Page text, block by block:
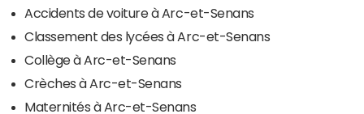
Accidents de voiture à Arc-et-Senans
Classement des lycées à Arc-et-Senans
Collège à Arc-et-Senans
Crèches à Arc-et-Senans
Maternités à Arc-et-Senans